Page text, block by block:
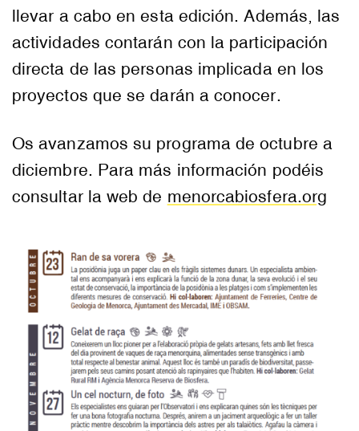
llevar a cabo en esta edición. Además, las
actividades contarán con la participación
directa de las personas implicada en los
proyectos que se darán a conocer.
Os avanzamos su programa de octubre a
diciembre. Para más información podéis
consultar la web de menorcabiosfera.org